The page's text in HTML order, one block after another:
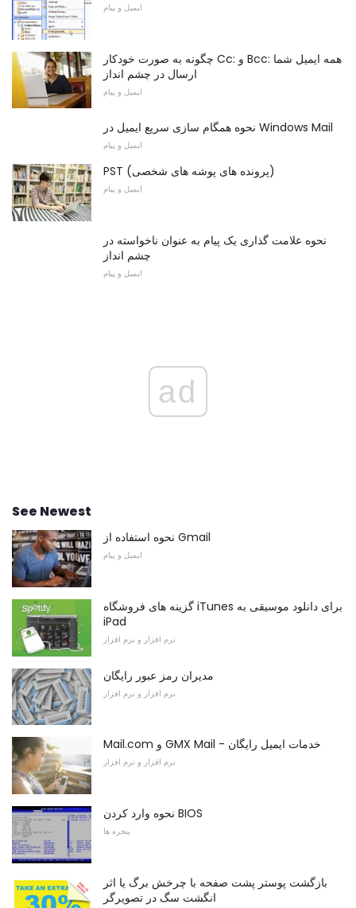
ایمیل و پیام
چگونه به صورت خودکار Cc: و Bcc: همه ایمیل شما
ارسال در چشم انداز
ایمیل و پیام
نحوه همگام سازی سریع ایمیل در Windows Mail
ایمیل و پیام
PST (پرونده های پوشه های شخصی)
ایمیل و پیام
نحوه علامت گذاری یک پیام به عنوان ناخواسته در
چشم انداز
ایمیل و پیام
ad
See Newest
نحوه استفاده از Gmail
ایمیل و پیام
گزینه های فروشگاه iTunes برای دانلود موسیقی به
iPad
نرم افزار و نرم افزار
مدیران رمز عبور رایگان
نرم افزار و نرم افزار
Mail.com و GMX Mail - خدمات ایمیل رایگان
نرم افزار و نرم افزار
نحوه وارد کردن BIOS
پنجره ها
بازگشت پوستر پشت صفحه با چرخش برگ یا اثر
انگشت سگ در تصویرگر